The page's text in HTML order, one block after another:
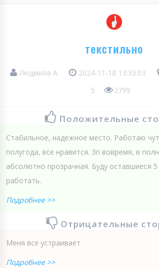
текстильно
Людмила А. 2024-11-18 13:33:03
5
2799
Положительные
Стабильное, надежное место. Работаю
полугода, все нравится. Зп вовремя, в
абсолютно прозрачная. Буду оставшиеся
работать.
Подробнее >>
Отрицательные
Меня все устраивает
Подробнее >>